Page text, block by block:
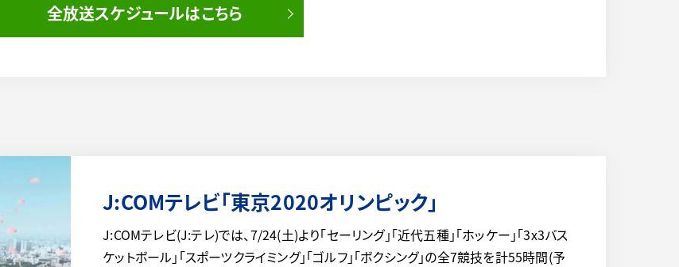
全放送スケジュールはこちら
J:COMテレビ「東京2020オリンピック」
J:COMテレビ(J:テレ)では、7/24(土)より「セーリング」「近代五種」「ホッケー」「3x3バス
ケットボール」「スポーツクライミング」「ゴルフ」「ボクシング」の全7競技を計55時間(予